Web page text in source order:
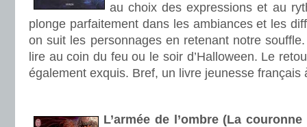
au choix des expressions et au
plonge parfaitement dans les ambiances et les
on suit les personnages en retenant notre
lire au coin du feu ou le soir d’Halloween. Le
également exquis. Bref, un livre jeunesse français
L’armée de l’ombre (La